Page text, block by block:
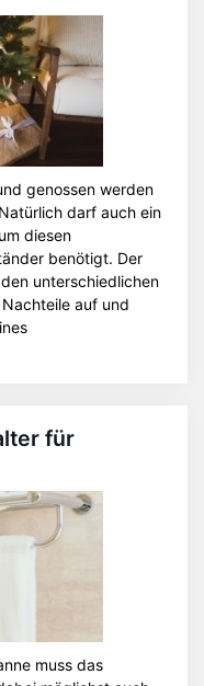
genossen werden
darf auch ein
diesen
benötigt. Der
unterschiedlichen
auf und
für
muss das